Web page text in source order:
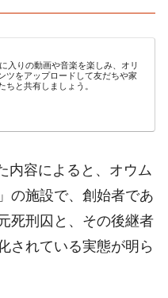
入りの動画や音楽を楽しみ、オリ
ツをアップロードして友だちや家
ちと共有しましょう。
内容によると、オウム
の施設で、創始者であ
死刑囚と、その後継者
されている実態が明ら